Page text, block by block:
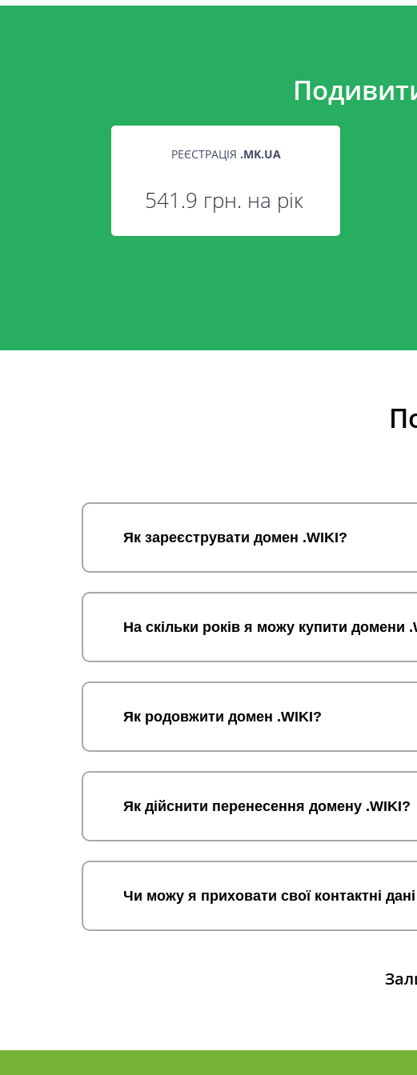
РЕЄСТРАЦІЯ .MK.UA
541.9 грн. на рік
Як зареєструвати домен .WIKI?
На скільки років я можу купити домени
Як родовжити домен .WIKI?
Як дійснити перенесення домену .WIKI?
Чи можу я приховати свої контактні